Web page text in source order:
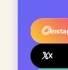
X